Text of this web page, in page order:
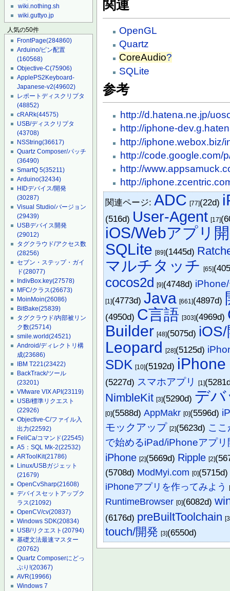
wiki.nothing.sh
wiki.guttyo.jp
人気の50件
FrontPage(284860)
Arduino/ピン配置
(160568)
Objective-C(75906)
ApplePS2Keyboard-
Japanese-v2(49602)
レポートディスクリプタ
(48852)
cRARk(44575)
USB/ディスクリプタ
(43708)
NSString(36617)
Quartz Composer/パッチ
(36490)
SmartQ 5(35211)
Arduino(32434)
HIDデバイス/開発
(30287)
Visual Studio/バージョン
(29439)
USBデバイス開発
(29012)
タグクラウド/アクセス数
(28256)
セブン・ステップ・ガイ
ド(28077)
IndivBox.key(27578)
MFC/クラス(26673)
MoinMoin(26086)
BitBake(25839)
タグクラウド/内部被リン
ク数(25714)
smile.world(24521)
Android/ディレクトリ構
成(23686)
IBM T221(23422)
BackTrack/ツール
(23201)
VMware VIX API(23119)
USB/標準リクエスト
(22926)
Objective-C/ファイル入
出力(22592)
FeliCa/コマンド(22545)
A5：SQL Mk-2(22532)
ARToolKit(21786)
Linux/USBガジェット
(21679)
OpenCvSharp(21608)
デバイスセットアップク
ラス(21092)
OpenCV/cv(20837)
Windows SDK(20834)
USB/リクエスト(20794)
基礎文法最速マスター
(20762)
Quartz Composerにどっ
ぷり!(20367)
AVR(19966)
Windows 7
関連
OpenGL
Quartz
CoreAudio?
SQLite
参考
http://d.hatena.ne.jp/
http://iphone-
http://iphone.webox.biz/
http://code.google.com/
http://
http://
関連ページ:ADC [77](22d)
(516d) User-Agent [17]
iOS/Webアプリ
SQLite [89](1445d)
マルチタッチ [65]
cocos2d [9](4748d)
[1](4773d)Java [661](4897d)
(4950d) C言語 [303](4969d)
Builder [48](5075d)
Leopard [28](5125d)
SDK [10](5192d) iPhone
(5227d) スマホアプリ [1]
NimbleKit [3](5290d) デ
[0](5588d)AppMakr [0](5596d)
モックアップ [2](5623d) こ
で始めるiPad/iPhoneアプ
iPhone [2](5669d) Ripple [2]
(5708d) ModMyi.com [0]
iPhoneアプリを作ってみよう
RuntimeBrowser [0](6082d)
(6176d) preBuiltToolchain
touch/開発 [3](6550d)